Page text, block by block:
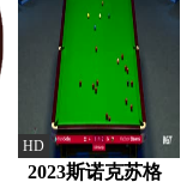
HD
2023斯诺克苏格